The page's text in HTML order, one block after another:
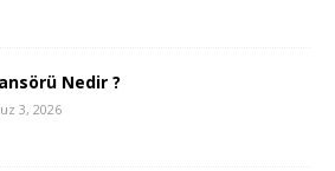
Nedir ?
3, 2026